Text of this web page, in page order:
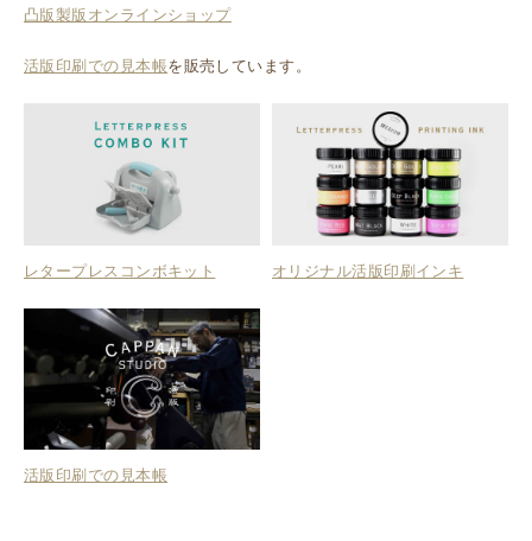
凸版製版オンラインショップ
活版印刷での見本帳を販売しています。
レタープレスコンボキット オリジナル活版印刷インキ
活版印刷での見本帳